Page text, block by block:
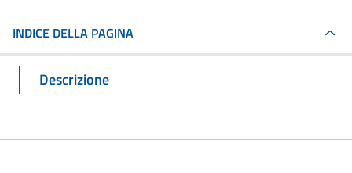
INDICE DELLA PAGINA
Descrizione